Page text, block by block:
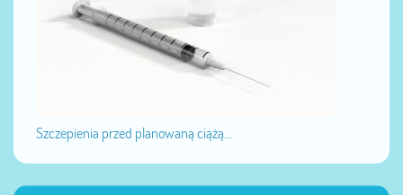
Szczepienia przed planowaną ciążą...